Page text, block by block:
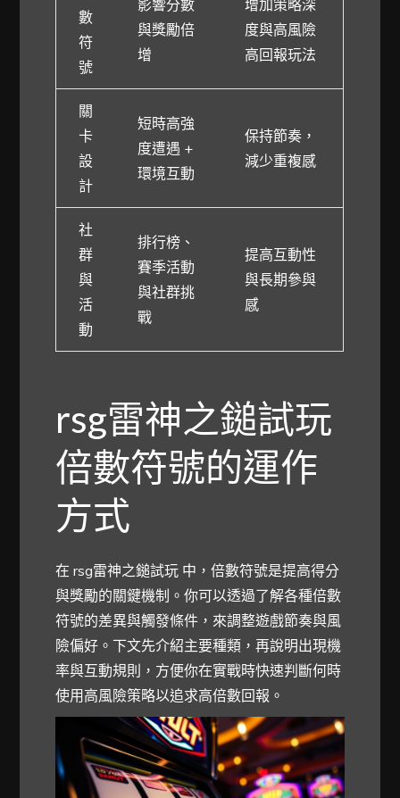
數
符
號
影響分數
與獎勵倍
增
增加策略深
度與高風險
高回報玩法
關
卡
設
計
短時高強
度遭遇 +
環境互動
保持節奏，
減少重複感
社
群
與
活
動
排行榜、
賽季活動
與社群挑
戰
提高互動性
與長期參與
感
rsg雷神之鎚試玩
倍數符號的運作
方式
在 rsg雷神之鎚試玩 中，倍數符號是提高得分
與獎勵的關鍵機制。你可以透過了解各種倍數
符號的差異與觸發條件，來調整遊戲節奏與風
險偏好。下文先介紹主要種類，再說明出現機
率與互動規則，方便你在實戰時快速判斷何時
使用高風險策略以追求高倍數回報。